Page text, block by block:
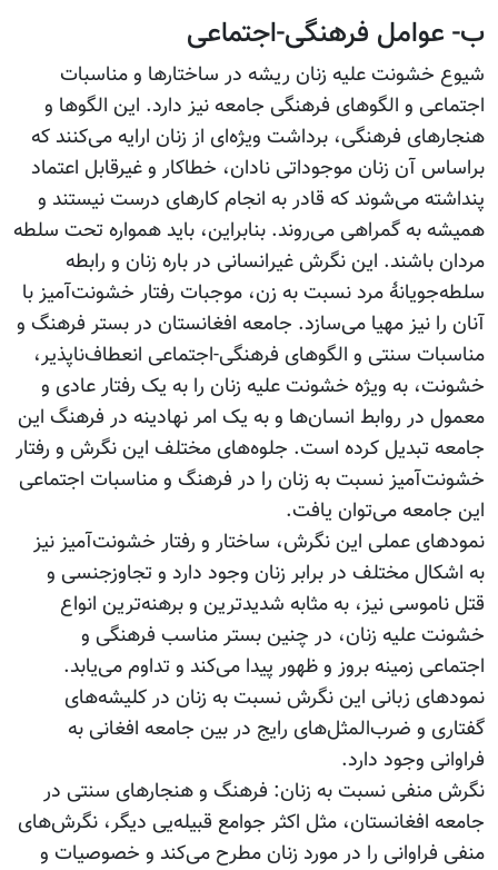
ب- عوامل فرهنگی-اجتماعی
شیوع خشونت علیه زنان ریشه در ساختارها و مناسبات
اجتماعی و الگوهای فرهنگی جامعه نیز دارد. این الگوها و
هنجارهای فرهنگی، برداشت ویژه‌ای از زنان ارایه می‌کنند که
براساس آن زنان موجوداتی نادان، خطاکار و غیرقابل اعتماد
پنداشته می‌شوند که قادر به انجام کارهای درست نیستند و
همیشه به گمراهی می‌روند. بنابراین، باید همواره تحت سلطه
مردان باشند. این نگرش غیرانسانی در باره زنان و رابطه
سلطه‌جویانۀ مرد نسبت به زن، موجبات رفتار خشونت‌آمیز با
آنان را نیز مهیا می‌سازد. جامعه افغانستان در بستر فرهنگ و
مناسبات سنتی و الگوهای فرهنگی-اجتماعی انعطاف‌ناپذیر،
خشونت، به ویژه خشونت علیه زنان را به یک رفتار عادی و
معمول در روابط انسان‌ها و به یک امر نهادینه در فرهنگ این
جامعه تبدیل کرده است. جلوه‌های مختلف این نگرش و رفتار
خشونت‌آمیز نسبت به زنان را در فرهنگ و مناسبات اجتماعی
این جامعه می‌توان یافت.
نمودهای عملی این نگرش، ساختار و رفتار خشونت‌آمیز نیز
به اشکال مختلف در برابر زنان وجود دارد و تجاوزجنسی و
قتل ناموسی نیز، به مثابه شدیدترین و برهنه‌ترین انواع
خشونت علیه زنان، در چنین بستر مناسب فرهنگی و
اجتماعی زمینه بروز و ظهور پیدا می‌کند و تداوم می‌یابد.
نمودهای زبانی این نگرش نسبت به زنان در کلیشه‌های
گفتاری و ضرب‌المثل‌های رایج در بین جامعه افغانی به
فراوانی وجود دارد.
نگرش منفی نسبت به زنان: فرهنگ و هنجارهای سنتی در
جامعه افغانستان، مثل اکثر جوامع قبیله‌یی دیگر، نگرش‌های
منفی فراوانی را در مورد زنان مطرح می‌کند و خصوصیات و